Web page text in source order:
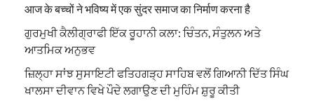
आज के बच्चों ने भविष्य में एक सुंदर समाज का निर्माण करना है
ਗੁਰਮੁਖੀ ਕੈਲੀਗ੍ਰਾਫੀ ਇੱਕ ਰੂਹਾਨੀ ਕਲਾ: ਚਿੰਤਨ, ਸੰਤੁਲਨ ਅਤੇ
ਆਤਮਿਕ ਅਨੁਭਵ
ਜ਼ਿਲ੍ਹਾ ਸਾਂਝ ਸੁਸਾਇਟੀ ਫਤਿਹਗੜ੍ਹ ਸਾਹਿਬ ਵਲੋਂ ਗਿਆਨੀ ਦਿੱਤ ਸਿੰਘ
ਖਾਲਸਾ ਦੀਵਾਨ ਵਿਖੇ ਪੌਦੇ ਲਗਾਉਣ ਦੀ ਮੁਹਿੰਮ ਸ਼ੁਰੂ ਕੀਤੀ